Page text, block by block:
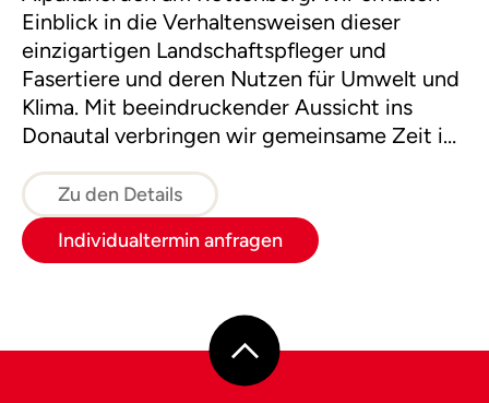
Einblick in die Verhaltensweisen dieser
einzigartigen Landschaftspfleger und
Fasertiere und deren Nutzen für Umwelt und
Klima. Mit beeindruckender Aussicht ins
Donautal verbringen wir gemeinsame Zeit in
wandern über Magerwiesen zur Junghengst-
und Zuchthengstherde.
Zu den Details
Individualtermin anfragen